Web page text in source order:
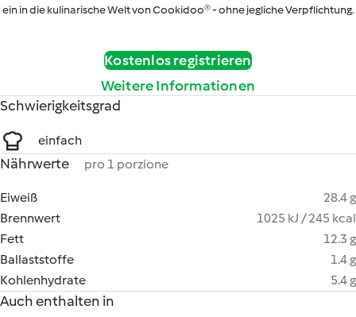
ein in die kulinarische Welt von Cookidoo® - ohne jegliche Verpflichtung.
Kostenlos registrieren
Weitere Informationen
Schwierigkeitsgrad
einfach
Nährwerte pro 1 porzione
Eiweiß
28.4 g
Brennwert
1025 kJ / 245 kcal
Fett
12.3 g
Ballaststoffe
1.4 g
Kohlenhydrate
5.4 g
Auch enthalten in